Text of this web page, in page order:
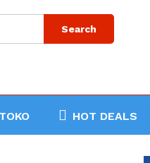
Search
TOKO HOT DEALS